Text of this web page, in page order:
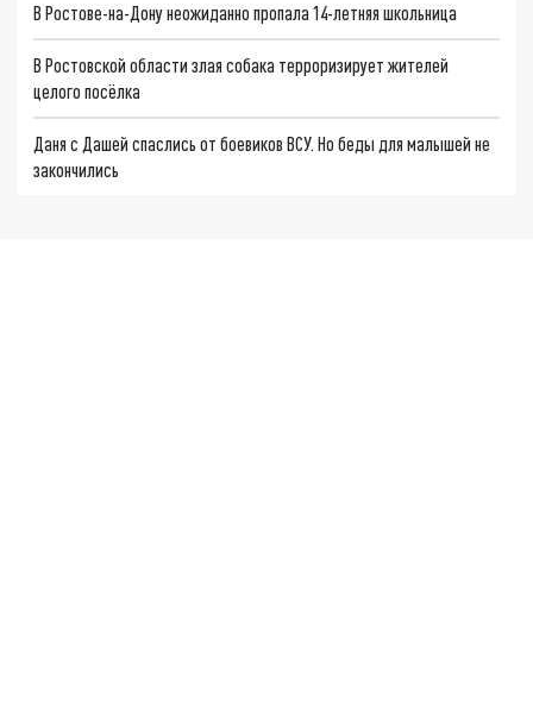
В Ростове-на-Дону неожиданно пропала 14-летняя школьница
В Ростовской области злая собака терроризирует жителей
целого посёлка
Даня с Дашей спаслись от боевиков ВСУ. Но беды для малышей не
закончились